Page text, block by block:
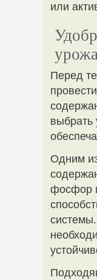
или
Перед
выбрать
Одним
фосфор